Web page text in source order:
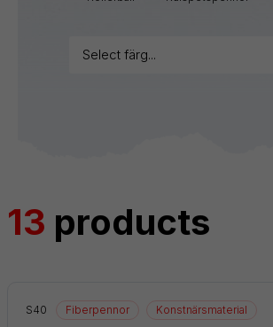
select färg...
13 products
S40 Fiberpennor Konstnärsmaterial